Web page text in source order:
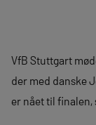
VfB Stuttgart
der med danske
er nået til finalen,